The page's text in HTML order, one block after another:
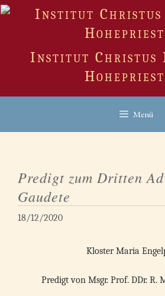
Zum
Institut Christus
Menü
Predigt zum Dritten
Gaudete
18/12/2020
Kloster Maria
Predigt von Msgr. Prof. DDr. R.